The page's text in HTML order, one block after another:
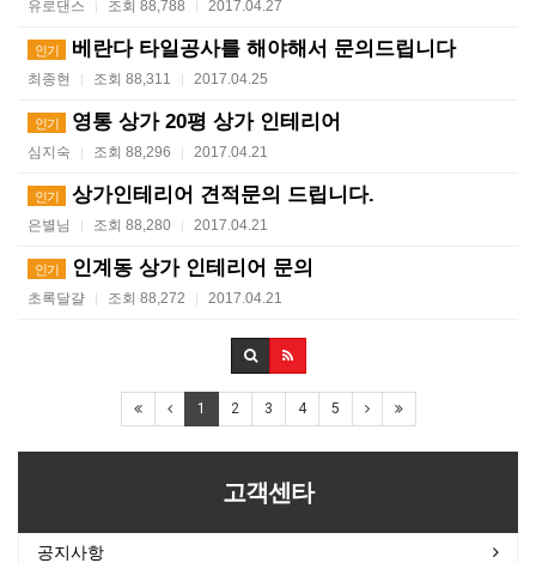
유로댄스 | 조회 88,788 | 2017.04.27
인기 베란다 타일공사를 해야해서 문의드립니다
최종현 | 조회 88,311 | 2017.04.25
인기 영통 상가 20평 상가 인테리어
심지숙 | 조회 88,296 | 2017.04.21
인기 상가인테리어 견적문의 드립니다.
은별님 | 조회 88,280 | 2017.04.21
인기 인계동 상가 인테리어 문의
초록달걀 | 조회 88,272 | 2017.04.21
1 2 3 4 5
고객센타
공지사항